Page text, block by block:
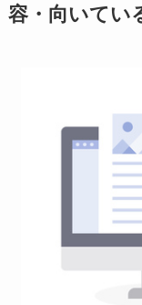
容・向いてい